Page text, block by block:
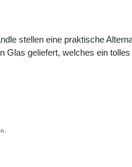
stellen eine praktische
Glas geliefert, welches ein